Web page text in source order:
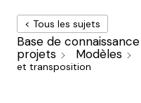
< Tous les sujets
Base de connaissance
projets
Modèles
et transposition